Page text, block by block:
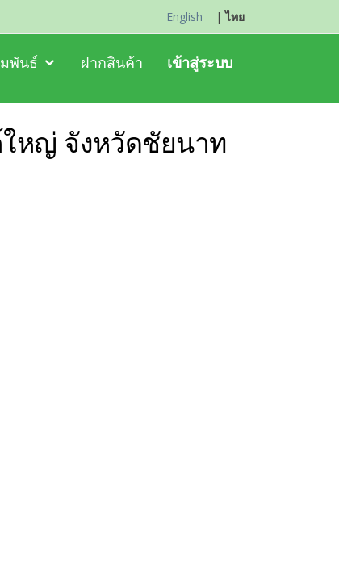
English |ไทย
พันธ์ ฝากสินค้า เข้าสู่ระบบ
ใหญ่ จังหวัดชัยนาท